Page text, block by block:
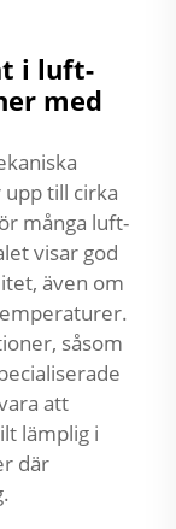
i luft-
med
till cirka
många luft-
visar god
även om
såsom
att
lämplig i
där